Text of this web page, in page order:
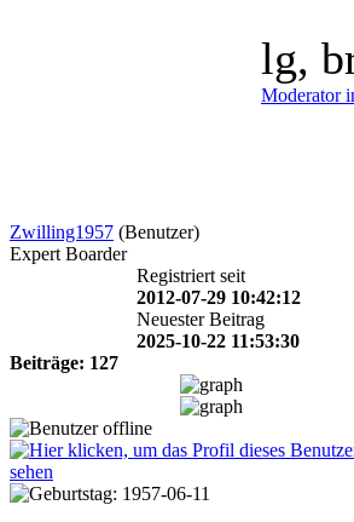
lg,
Moderator
Zwilling1957 (Benutzer)
Expert Boarder
Registriert seit
2012-07-29 10:42:12
Neuester Beitrag
2025-10-22 11:53:30
Beiträge: 127